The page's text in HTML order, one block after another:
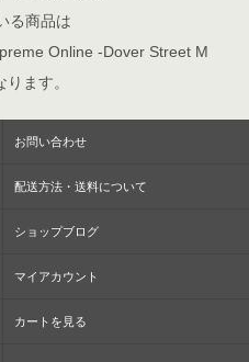
る商品は
Online -Dover Street M
ます。
お問い合わせ
配送方法・送料について
ショップブログ
マイアカウント
カートを見る